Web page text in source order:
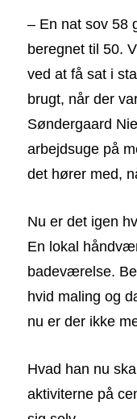
– En nat sov 58
beregnet til 50.
ved at få sat i
brugt, når der
Søndergaard
arbejdsuge på
det hører med,
Nu er det igen
En lokal
badeværelse.
hvid maling og
nu er der ikke
Hvad han nu
aktiviterne på